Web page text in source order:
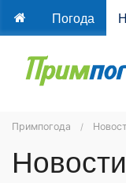
Погода
Примпогода
Новости